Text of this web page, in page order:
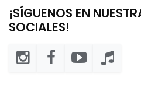
¡SÍGUENOS EN
SOCIALES!